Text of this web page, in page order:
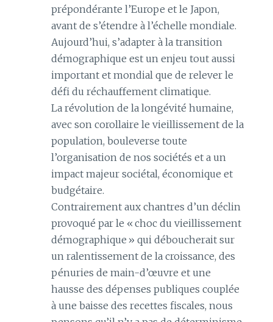
prépondérante l’Europe et le Japon,
avant de s’étendre à l’échelle mondiale.
Aujourd’hui, s’adapter à la transition
démographique est un enjeu tout aussi
important et mondial que de relever le
défi du réchauffement climatique.
La révolution de la longévité humaine,
avec son corollaire le vieillissement de la
population, bouleverse toute
l’organisation de nos sociétés et a un
impact majeur sociétal, économique et
budgétaire.
Contrairement aux chantres d’un déclin
provoqué par le « choc du vieillissement
démographique » qui déboucherait sur
un ralentissement de la croissance, des
pénuries de main-d’œuvre et une
hausse des dépenses publiques couplée
à une baisse des recettes fiscales, nous